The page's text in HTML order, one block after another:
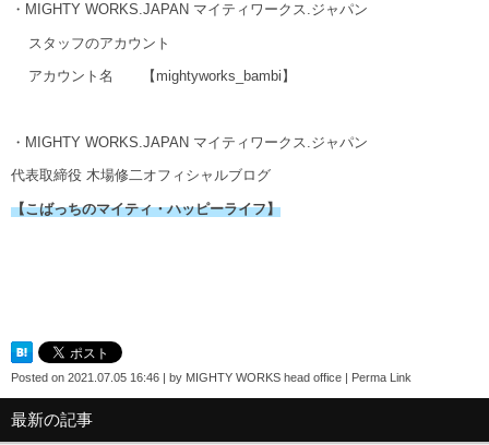
・MIGHTY WORKS.JAPAN マイティワークス.ジャパン
スタッフのアカウント
アカウント名 【mightyworks_bambi】
・MIGHTY WORKS.JAPAN マイティワークス.ジャパン
代表取締役 木場修二オフィシャルブログ
【こばっちのマイティ・ハッピーライフ】
Posted on 2021.07.05 16:46 | by MIGHTY WORKS head office | Perma Link
最新の記事